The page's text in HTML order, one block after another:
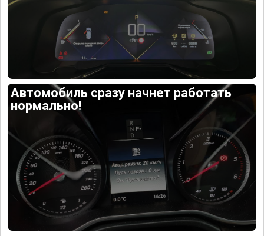
Автомобиль сразу начнет работать
нормально!